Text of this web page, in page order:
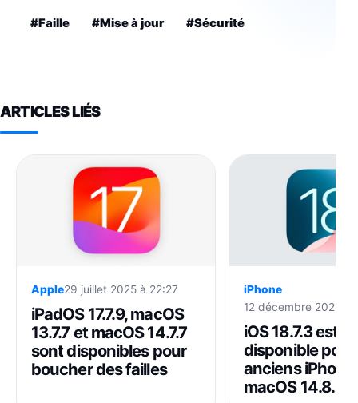
#Faille #Mise à jour #Sécurité
ARTICLES LIÉS
Apple29 juillet 2025 à 22:27
iPadOS 17.7.9, macOS
13.7.7 et macOS 14.7.7
sont disponibles pour
boucher des failles
iPhone
12 décembre 2025 à
iOS 18.7.3 est
disponible pour
anciens
macOS 14.8.3